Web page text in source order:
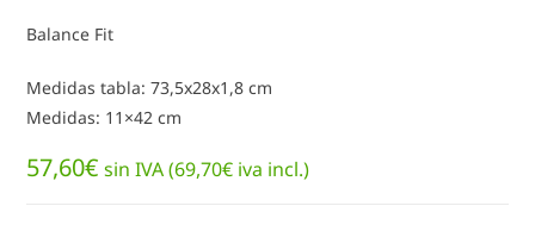
Balance Fit
Medidas tabla: 73,5x28x1,8 cm
Medidas: 11×42 cm
57,60€ sin IVA (69,70€ iva incl.)